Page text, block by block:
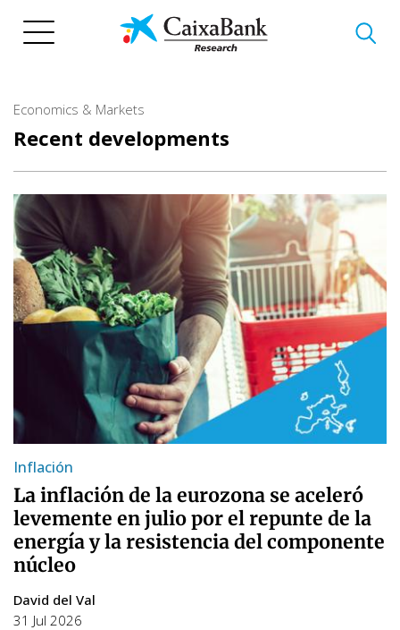
Economics & Markets
Recent developments
Inflación
La inflación de la eurozona se aceleró
levemente en julio por el repunte de la
energía y la resistencia del componente
núcleo
David del Val
31 Jul 2026